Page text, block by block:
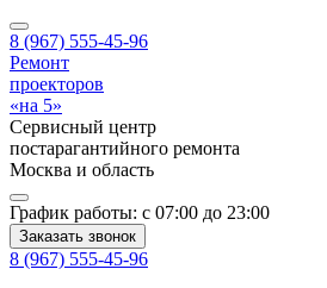
8 (967) 555-45-96
Ремонт
проекторов
«на 5»
Сервисный центр
постарагантийного ремонта
Москва и область
График работы: с 07:00 до 23:00
Заказать звонок
8 (967) 555-45-96